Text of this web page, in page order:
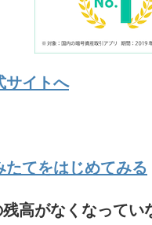
サイトへ
てをはじめてみる
高がなくなってい